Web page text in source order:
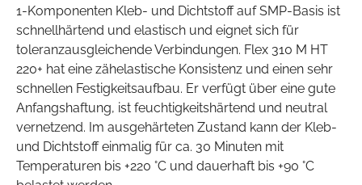
1-Komponenten Kleb- und Dichtstoff auf SMP-Basis ist
schnellhärtend und elastisch und eignet sich für
toleranzausgleichende Verbindungen. Flex 310 M HT
220+ hat eine zähelastische Konsistenz und einen sehr
schnellen Festigkeitsaufbau. Er verfügt über eine gute
Anfangshaftung, ist feuchtigkeitshärtend und neutral
vernetzend. Im ausgehärteten Zustand kann der Kleb-
und Dichtstoff einmalig für ca. 30 Minuten mit
Temperaturen bis +220 °C und dauerhaft bis +90 °C